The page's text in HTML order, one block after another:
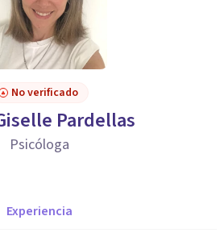
No verificado
Pardellas
Psicóloga
Experiencia